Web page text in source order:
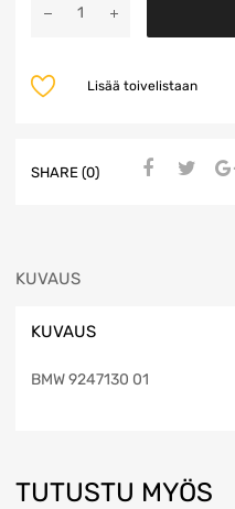
määrä
Lisää toivelistaan
SHARE (0)
KUVAUS
KUVAUS
BMW 9247130 01
TUTUSTU MYÖS